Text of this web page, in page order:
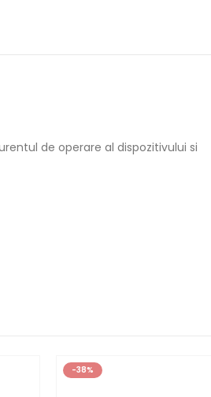
de operare al dispozitivului si
-38%